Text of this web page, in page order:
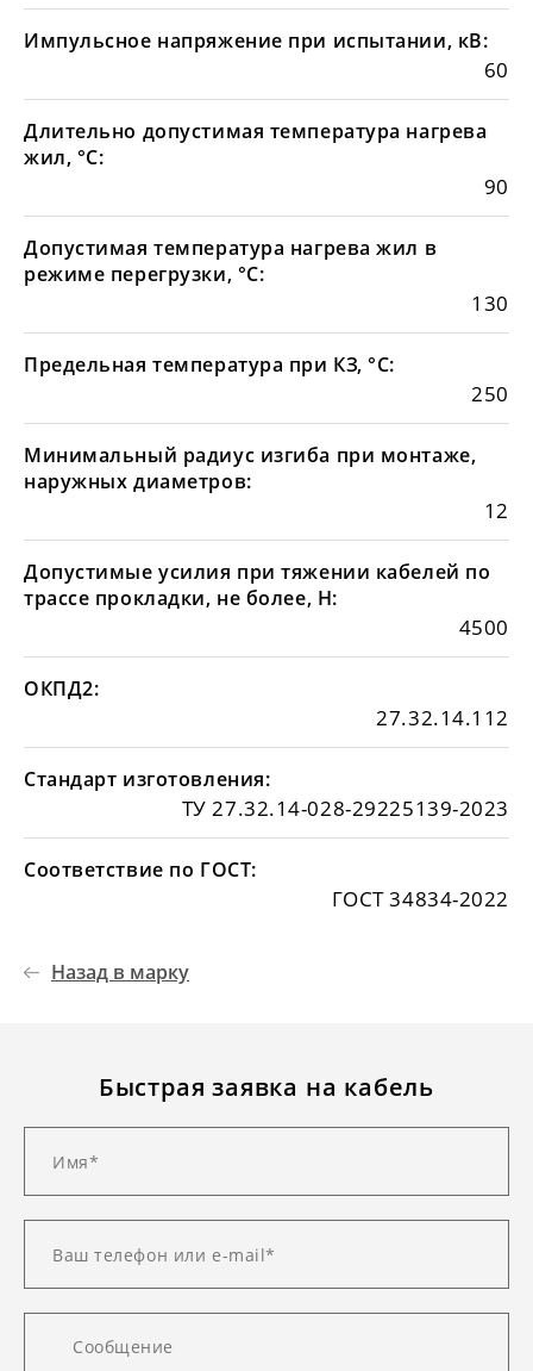
Импульсное напряжение при испытании, кВ:
60
Длительно допустимая температура нагрева
жил, °С:
90
Допустимая температура нагрева жил в
режиме перегрузки, °С:
130
Предельная температура при КЗ, °С:
250
Минимальный радиус изгиба при монтаже,
наружных диаметров:
12
Допустимые усилия при тяжении кабелей по
трассе прокладки, не более, Н:
4500
ОКПД2:
27.32.14.112
Стандарт изготовления:
ТУ 27.32.14-028-29225139-2023
Соответствие по ГОСТ:
ГОСТ 34834-2022
Назад в марку
Быстрая заявка на кабель